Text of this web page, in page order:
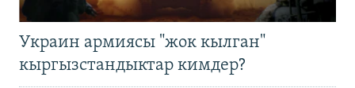
Украин армиясы "жок кылган"
кыргызстандыктар кимдер?